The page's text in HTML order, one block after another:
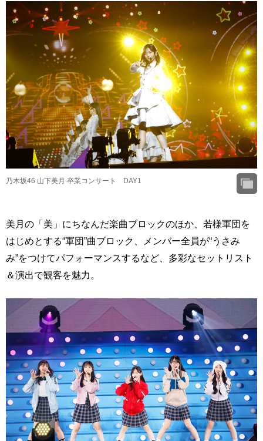
乃木坂46 山下美月 卒業コンサート DAY1
美月の「美」にちなんだ楽曲ブロックのほか、若様軍団を
はじめとする“軍団”曲ブロック、メンバー全員が“うさみ
み”をつけてパフォーマンスするなど、多彩なセットリスト
＆演出で観客を魅力。